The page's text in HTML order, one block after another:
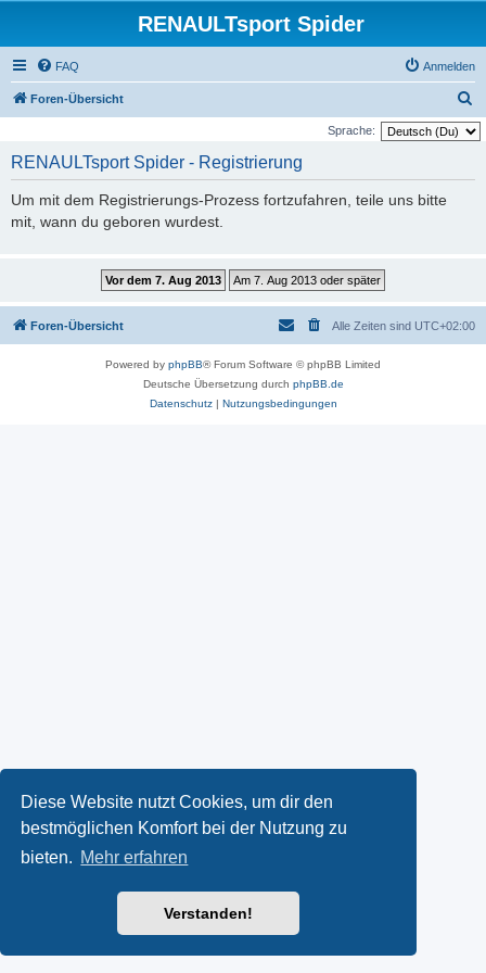
Diese Website nutzt Cookies, um dir den
bestmöglichen Komfort bei der Nutzung zu
bieten. Mehr erfahren
Verstanden!
RENAULTsport Spider
FAQ Anmelden
Foren-Übersicht
u
Sprache:
RENAULTsport Spider - Registrierung
Um mit dem Registrierungs-Prozess fortzufahren, teile uns bitte
mit, wann du geboren wurdest.
Foren-Übersicht Alle Zeiten sind UTC+02:00
Powered by phpBB® Forum Software © phpBB Limited
Deutsche Übersetzung durch phpBB.de
Datenschutz| Nutzungsbedingungen